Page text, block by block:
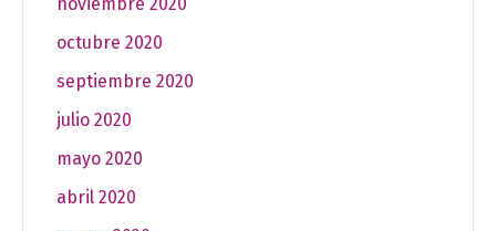
octubre 2020
septiembre 2020
julio 2020
mayo 2020
abril 2020